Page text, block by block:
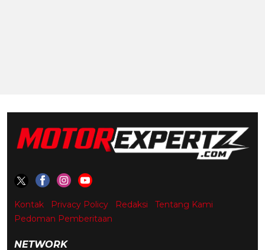
Kontak Privacy Policy Redaksi
Tentang Kami
Pedoman Pemberitaan
NETWORK